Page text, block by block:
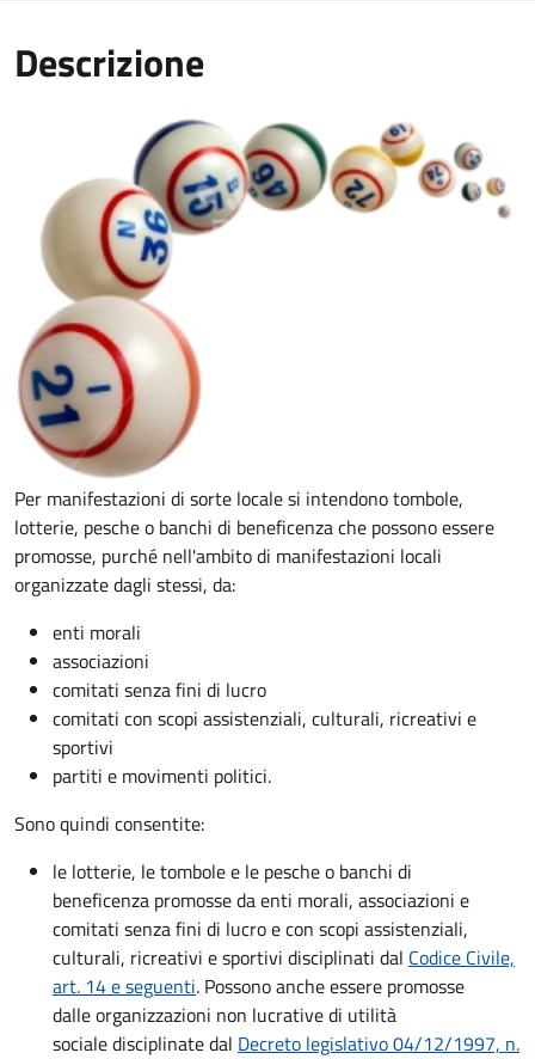
Descrizione
Per manifestazioni di sorte locale si intendono tombole,
lotterie, pesche o banchi di beneficenza che possono essere
promosse, purché nell'ambito di manifestazioni locali
organizzate dagli stessi, da:
enti morali
associazioni
comitati senza fini di lucro
comitati con scopi assistenziali, culturali, ricreativi e
sportivi
partiti e movimenti politici.
Sono quindi consentite:
le lotterie, le tombole e le pesche o banchi di
beneficenza promosse da enti morali, associazioni e
comitati senza fini di lucro e con scopi assistenziali,
culturali, ricreativi e sportivi disciplinati dal Codice Civile,
art. 14 e seguenti. Possono anche essere promosse
dalle organizzazioni non lucrative di utilità
sociale disciplinate dal Decreto legislativo 04/12/1997, n.